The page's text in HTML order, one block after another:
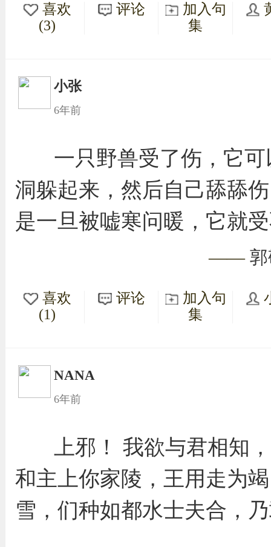
喜欢
(3)
评论
加入句
集
小张
6年前
一只野兽受了伤，它
洞躲起来，然后自己舔舔
是一旦被嘘寒问暖，它就
——
喜欢
(1)
评论
加入句
集
NANA
6年前
上邪！ 我欲与君相知
和主上你家陵，王用走为
雪，们种如都水士夫合，